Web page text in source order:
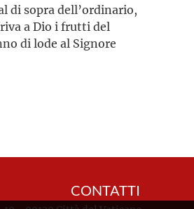
di sopra dell’ordinario,
a Dio i frutti del
di lode al Signore
CONTATTI